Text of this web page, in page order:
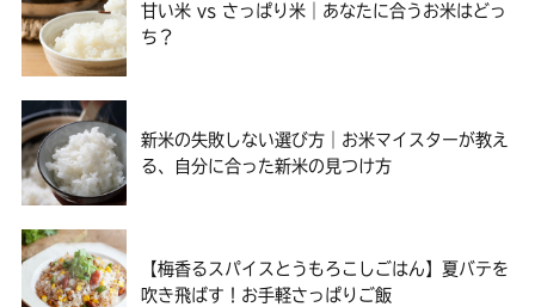
甘い米 vs さっぱり米｜あなたに合うお米はどっ
ち？
新米の失敗しない選び方｜お米マイスターが教え
る、自分に合った新米の見つけ方
【梅香るスパイスとうもろこしごはん】夏バテを
吹き飛ばす！お手軽さっぱりご飯